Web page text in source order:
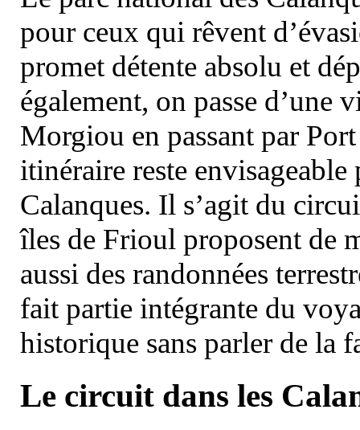
pour ceux qui rêvent
promet détente absolu et
également, on passe d’une
Morgiou en passant par
itinéraire reste
Calanques. Il s’agit du
îles de Frioul proposent de
aussi des randonnées
fait partie intégrante du
historique sans parler de la
Le circuit dans les